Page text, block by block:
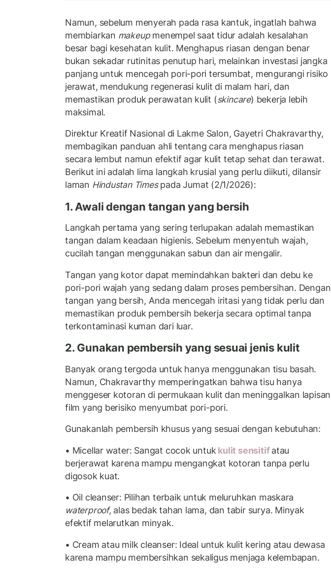
Namun, sebelum menyerah pada rasa kantuk, ingatlah bahwa
membiarkan makeupmenempel saat tidur adalah kesalahan
besar bagi kesehatan kulit. Menghapus riasan dengan benar
bukan sekadar rutinitas penutup hari, melainkan investasi jangka
panjang untuk mencegah pori-pori tersumbat, mengurangi risiko
jerawat, mendukung regenerasi kulit di malam hari, dan
memastikan produk perawatan kulit (skincare) bekerja lebih
maksimal.
Direktur Kreatif Nasional di Lakme Salon, Gayetri Chakravarthy,
membagikan panduan ahli tentang cara menghapus riasan
secara lembut namun efektif agar kulit tetap sehat dan terawat.
Berikut ini adalah lima langkah krusial yang perlu diikuti, dilansir
laman Hindustan Timespada Jumat (2/1/2026):
1. Awali dengan tangan yang bersih
Langkah pertama yang sering terlupakan adalah memastikan
tangan dalam keadaan higienis. Sebelum menyentuh wajah,
cucilah tangan menggunakan sabun dan air mengalir.
Tangan yang kotor dapat memindahkan bakteri dan debu ke
pori-pori wajah yang sedang dalam proses pembersihan. Dengan
tangan yang bersih, Anda mencegah iritasi yang tidak perlu dan
memastikan produk pembersih bekerja secara optimal tanpa
terkontaminasi kuman dari luar.
2. Gunakan pembersih yang sesuai jenis kulit
Banyak orang tergoda untuk hanya menggunakan tisu basah.
Namun, Chakravarthy memperingatkan bahwa tisu hanya
menggeser kotoran di permukaan kulit dan meninggalkan lapisan
film yang berisiko menyumbat pori-pori.
Gunakanlah pembersih khusus yang sesuai dengan kebutuhan:
• Micellar water: Sangat cocok untuk kulit sensitifatau
berjerawat karena mampu mengangkat kotoran tanpa perlu
digosok kuat.
• Oil cleanser: Pilihan terbaik untuk meluruhkan maskara
waterproof, alas bedak tahan lama, dan tabir surya. Minyak
efektif melarutkan minyak.
• Cream atau milk cleanser: Ideal untuk kulit kering atau dewasa
karena mampu membersihkan sekaligus menjaga kelembapan.